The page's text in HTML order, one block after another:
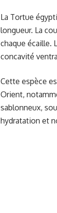
La Tortue
longueur. La
chaque écaille.
concavité
Cette espèce
Orient,
sablonneux,
hydratation et